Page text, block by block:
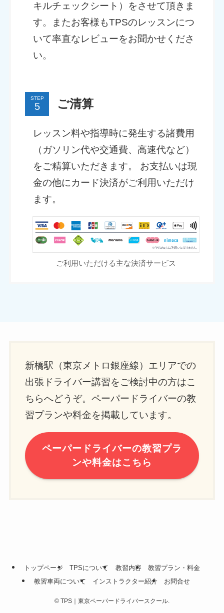
キルチェックシート）をさせて頂きま
す。またお客様もTPSのレッスンにつ
いて率直なレビューをお聞かせくださ
い。
STEP ご清算
レッスン料や指導時に発生する諸費用
（ガソリン代や交通費、高速代など）
をご精算いただきます。 お支払いは現
金の他にカード決済がご利用いただけ
ます。
ご利用いただける主な決済サービス
新橋駅（東京メトロ銀座線）エリアでの
出張ドライバー講習をご検討中の方はこ
ちらへどうぞ。ペーパードライバーの教
習プランや料金を掲載しています。
ペーパードライバーの教習プラ
ンや料金はこちら
トップページ TPSについて 教習内容
教習プラン・料金
教習車両について
インストラクター紹介 お問合せ
© TPS｜東京ペーパードライバースクール.